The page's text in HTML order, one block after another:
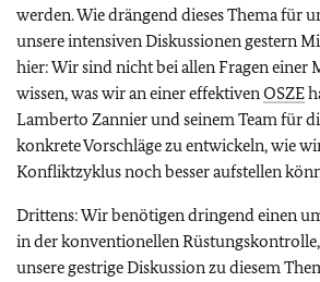
werden. Wie drängend dieses Thema für
unsere intensiven Diskussionen gestern
hier: Wir sind nicht bei allen Fragen einer
wissen, was wir an einer effektivenOSZE
Lamberto Zannier und seinem Team für
konkrete Vorschläge zu entwickeln, wie
Konfliktzyklus noch besser aufstellen
Drittens: Wir benötigen dringend einen
in der konventionellen
unsere gestrige Diskussion zu diesem